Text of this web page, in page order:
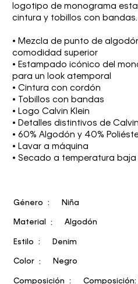
logotipo de monograma
cintura y tobillos con bandas.
• Mezcla de punto de
comodidad superior
• Estampado icónico del
para un look atemporal
• Cintura con cordón
• Tobillos con bandas
• Logo Calvin Klein
• Detalles distintivos de
• 60% Algodón y 40%
• Lavar a máquina
• Secado a temperatura baja
Género Niña
Material Algodón
Estilo Denim
Color Negro
Composición
Composición: